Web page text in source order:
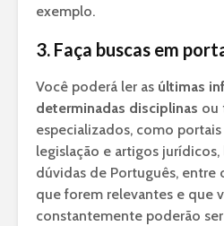
exemplo.
3. Faça buscas em
Você poderá ler as últimas
determinadas disciplinas ou
especializados, como
legislação e artigos
dúvidas de Português, entre
que forem relevantes e que
constantemente poderão